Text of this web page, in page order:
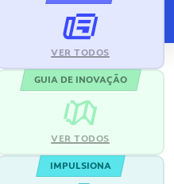
VER TODOS
GUIA DE INOVAÇÃO
VER TODOS
IMPULSIONA